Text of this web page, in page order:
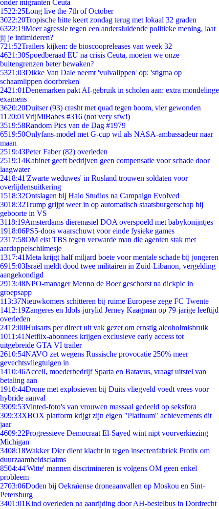
onder migranten Ceuta
1522:25Long live the 7th of October
3022:20Tropische hitte keert zondag terug met lokaal 32 graden
6322:19Meer agressie tegen een andersluidende politieke mening, laat
jij je intimideren?
721:52Trailers kijken: de bioscoopreleases van week 32
4621:30Spoedberaad EU na crisis Ceuta, moeten we onze
buitengrenzen beter bewaken?
5321:03Dikke Van Dale neemt 'vulvalippen' op: 'stigma op
schaamlippen doorbreken'
2421:01Denemarken pakt AI-gebruik in scholen aan: extra mondelinge
examens
3620:20Duitser (93) crasht met quad tegen boom, vier gewonden
11 20:01VrijMiBabes #316 (not very sfw!)
3519:58Random Pics van de Dag #1979
6519:50Onlyfans-model met G-cup wil als NASA-ambassadeur naar
maan
2519:43Peter Faber (82) overleden
2519:14Kabinet geeft bedrijven geen compensatie voor schade door
laagwater
2418:41'Zwarte weduwes' in Rusland trouwen soldaten voor
overlijdensuitkering
1518:32Ontslagen bij Halo Studios na Campaign Evolved
3018:32Trump grijpt weer in op automatisch staatsburgerschap bij
geboorte in VS
3118:19Amsterdams dierenasiel DOA overspoeld met babykonijntjes
1918:06PS5-doos waarschuwt voor einde fysieke games
2317:58OM eist TBS tegen verwarde man die agenten stak met
aardappelschilmesje
1317:41Meta krijgt half miljard boete voor mentale schade bij jongeren
6915:03Israël meldt dood twee militairen in Zuid-Libanon, vergelding
aangekondigd
2913:48NPO-manager Menno de Boer geschorst na dickpic in
groepsapp
113:37Nieuwkomers schitteren bij ruime Europese zege FC Twente
1412:19Zangeres en Idols-jurylid Jerney Kaagman op 79-jarige leeftijd
overleden
2412:00Huisarts per direct uit vak gezet om ernstig alcoholmisbruik
1011:41Netflix-abonnees krijgen exclusieve early access tot
uitgebreide GTA VI trailer
2610:54NAVO zet wegens Russische provocatie 250% meer
gevechtsvliegtuigen in
1410:46Accell, moederbedrijf Sparta en Batavus, vraagt uitstel van
betaling aan
1910:44Drone met explosieven bij Duits vliegveld voedt vrees voor
hybride aanval
3909:53Vinted-foto's van vrouwen massaal gedeeld op seksfora
309:33XBOX platform krijgt zijn eigen "Platinum" achievements dit
jaar
4609:22Progressieve Democraat El-Sayed wint nipt voorverkiezing
Michigan
3408:18Wakker Dier dient klacht in tegen insectenfabriek Protix om
duurzaamheidsclaims
8504:44'Witte' mannen discrimineren is volgens OM geen enkel
probleem
2703:06Doden bij Oekraïense droneaanvallen op Moskou en Sint-
Petersburg
3401:01Kind overleden na aanrijding door AH-bestelbus in Dordrecht